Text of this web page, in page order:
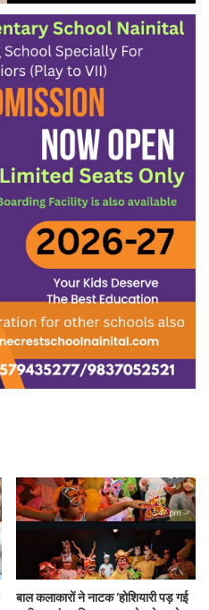
बाल कलाकारों ने नाटक ‘होशियारी पड़ गई